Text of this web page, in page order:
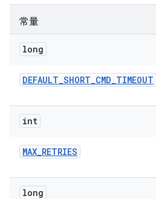
常量
long
DEFAULT_SHORT_CMD_TIMEOUT
int
MAX_RETRIES
long